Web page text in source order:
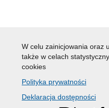
W celu zainicjowania oraz
także w celach
cookies
Polityka prywatności
Deklaracja dostępności